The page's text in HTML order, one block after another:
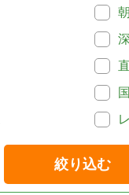
絞り込む